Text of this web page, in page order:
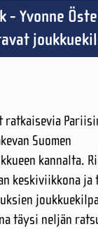
- Yvonne
ratkaisevia
Suomen
kannalta.
keskiviikkona
täysi neljän